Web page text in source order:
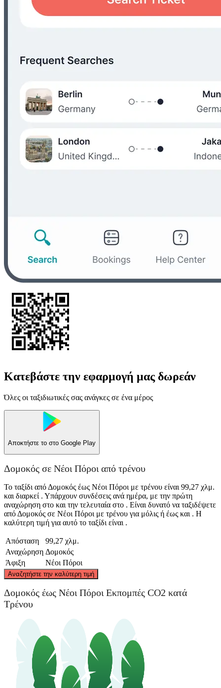
Κατεβάστε την εφαρμογή μας δωρεάν
Όλες οι ταξιδιωτικές σας ανάγκες σε ένα μέρος
Αποκτήστε το στο Google Play
Δομοκός σε Νέοι Πόροι από τρένου
Το ταξίδι από Δομοκός έως Νέοι Πόροι με τρένου είναι 99,27 χλμ.
και διαρκεί . Υπάρχουν συνδέσεις ανά ημέρα, με την πρώτη
αναχώρηση στο και την τελευταία στο . Είναι δυνατό να ταξιδέψετε
από Δομοκός σε Νέοι Πόροι με τρένου για μόλις ή έως και . Η
καλύτερη τιμή για αυτό το ταξίδι είναι .
Απόσταση
99,27 χλμ.
Αναχώρηση Δομοκός
Άφιξη
Νέοι Πόροι
Αναζητήστε την καλύτερη τιμή
Domokos
Δομοκός έως Νέοι Πόροι Εκπομπές CO2 κατά
Τρένου